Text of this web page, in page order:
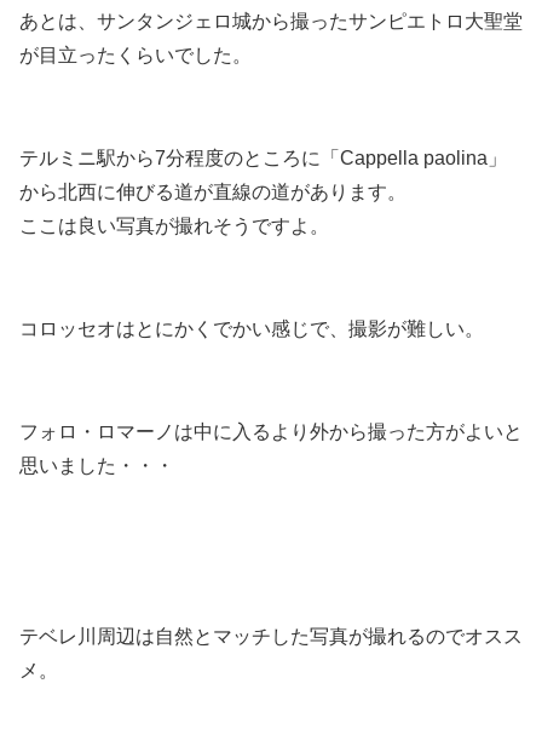
あとは、サンタンジェロ城から撮ったサンピエトロ大聖堂
が目立ったくらいでした。
テルミニ駅から7分程度のところに「Cappella paolina」
から北西に伸びる道が直線の道があります。
ここは良い写真が撮れそうですよ。
コロッセオはとにかくでかい感じで、撮影が難しい。
フォロ・ロマーノは中に入るより外から撮った方がよいと
思いました・・・
テベレ川周辺は自然とマッチした写真が撮れるのでオスス
メ。